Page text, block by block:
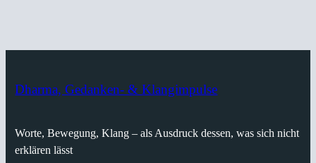
Dharma, Gedanken- & Klangimpulse
Worte, Bewegung, Klang – als Ausdruck dessen, was sich nicht
erklären lässt